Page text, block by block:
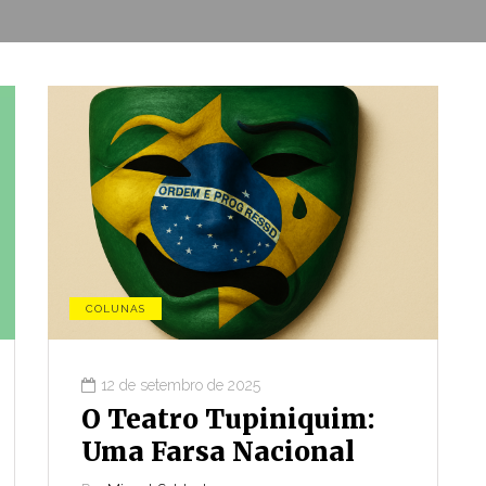
COLUNAS
12 de setembro de 2025
O Teatro Tupiniquim:
Uma Farsa Nacional
CONJUNTURA